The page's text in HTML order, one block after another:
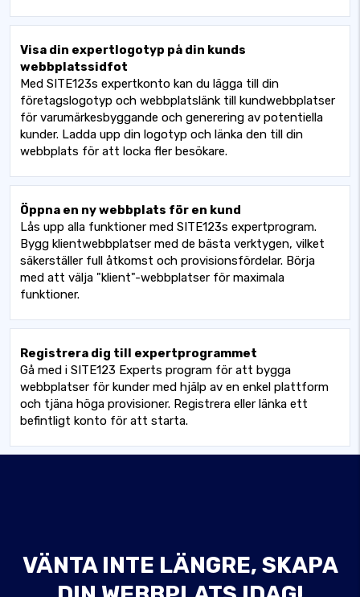
Visa din expertlogotyp på din kunds
webbplatssidfot
Med SITE123s expertkonto kan du lägga till din
företagslogotyp och webbplatslänk till kundwebbplatser
för varumärkesbyggande och generering av potentiella
kunder. Ladda upp din logotyp och länka den till din
webbplats för att locka fler besökare.
Öppna en ny webbplats för en kund
Lås upp alla funktioner med SITE123s expertprogram.
Bygg klientwebbplatser med de bästa verktygen, vilket
säkerställer full åtkomst och provisionsfördelar. Börja
med att välja "klient"-webbplatser för maximala
funktioner.
Registrera dig till expertprogrammet
Gå med i SITE123 Experts program för att bygga
webbplatser för kunder med hjälp av en enkel plattform
och tjäna höga provisioner. Registrera eller länka ett
befintligt konto för att starta.
VÄNTA INTE LÄNGRE, SKAPA